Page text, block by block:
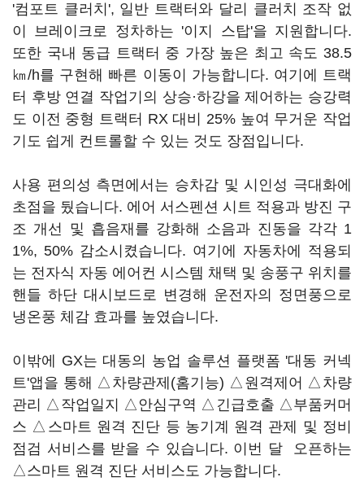
'컴포트 클러치', 일반 트랙터와 달리 클러치 조작 없
이 브레이크로 정차하는 '이지 스탑'을 지원합니다.
또한 국내 동급 트랙터 중 가장 높은 최고 속도 38.5
㎞/h를 구현해 빠른 이동이 가능합니다. 여기에 트랙
터 후방 연결 작업기의 상승·하강을 제어하는 승강력
도 이전 중형 트랙터 RX 대비 25% 높여 무거운 작업
기도 쉽게 컨트롤할 수 있는 것도 장점입니다.
사용 편의성 측면에서는 승차감 및 시인성 극대화에
초점을 뒀습니다. 에어 서스펜션 시트 적용과 방진 구
조 개선 및 흡음재를 강화해 소음과 진동을 각각 1
1%, 50% 감소시켰습니다. 여기에 자동차에 적용되
는 전자식 자동 에어컨 시스템 채택 및 송풍구 위치를
핸들 하단 대시보드로 변경해 운전자의 정면풍으로
냉온풍 체감 효과를 높였습니다.
이밖에 GX는 대동의 농업 솔루션 플랫폼 '대동 커넥
트'앱을 통해 △차량관제(홈기능) △원격제어 △차량
관리 △작업일지 △안심구역 △긴급호출 △부품커머
스 △스마트 원격 진단 등 농기계 원격 관제 및 정비
점검 서비스를 받을 수 있습니다. 이번 달 오픈하는
△스마트 원격 진단 서비스도 가능합니다.